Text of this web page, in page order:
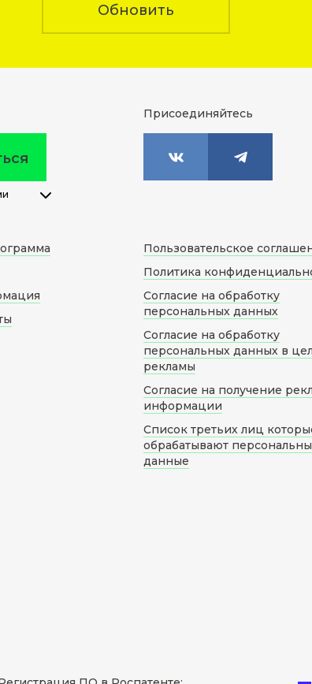
Обновить
Присоединяйтесь
Пользовательское
Политика
Согласие на обработку
персональных данных
Согласие на обработку
персональных данных в
рекламы
Согласие на получение
информации
Список третьих лиц
обрабатывают
данные